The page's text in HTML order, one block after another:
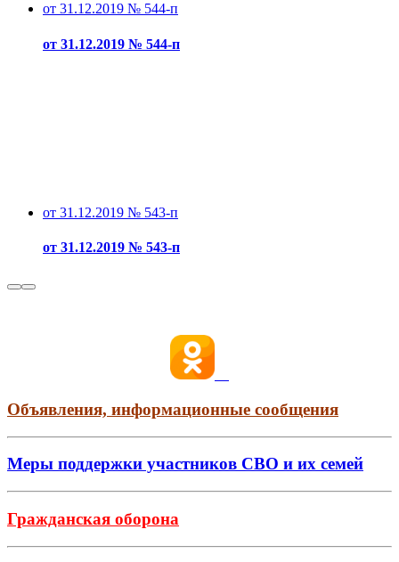
от 31.12.2019 № 544-п
от 31.12.2019 № 544-п
от 31.12.2019 № 543-п
от 31.12.2019 № 543-п
Объявления, информационные сообщения
Меры поддержки участников СВО и их семей
Гражданская оборона